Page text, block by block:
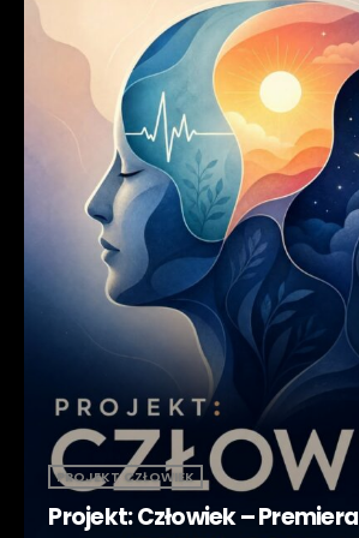
PROJEKT CZŁOWIEK
Projekt: Człowiek – Premiera